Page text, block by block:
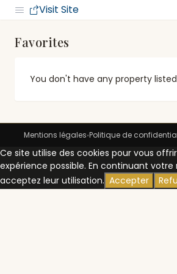
Visit Site
Favorites
You don't have any property
Mentions légales•Politique de
Ce site utilise des cookies pour vous
expérience possible. En continuant votre
acceptez leur utilisation. Accepter